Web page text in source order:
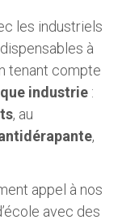
les industriels
à
tenant compte
industrie :
, au
,
appel à nos
avec des